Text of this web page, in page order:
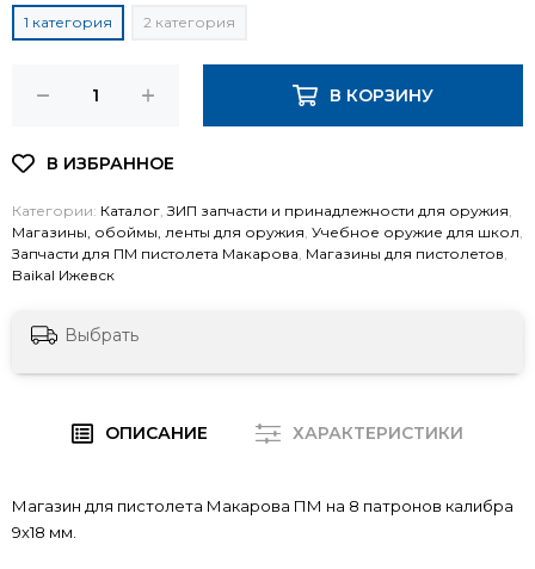
1 категория 2 категория
В КОРЗИНУ
Категории: Каталог,ЗИП запчасти и принадлежности для оружия,
Магазины, обоймы, ленты для оружия, Учебное оружие для школ,
Запчасти для ПМ пистолета Макарова, Магазины для пистолетов,
Baikal Ижевск
Выбрать
ОПИСАНИЕ ХАРАКТЕРИСТИКИ
Магазин для пистолета Макарова ПМ на 8 патронов калибра
9х18 мм.